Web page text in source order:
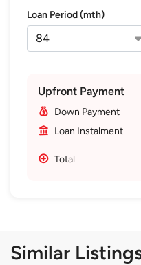
Loan Period (mth)
Upfront Payment
Down Payment
Loan Instalment
Total
Similar